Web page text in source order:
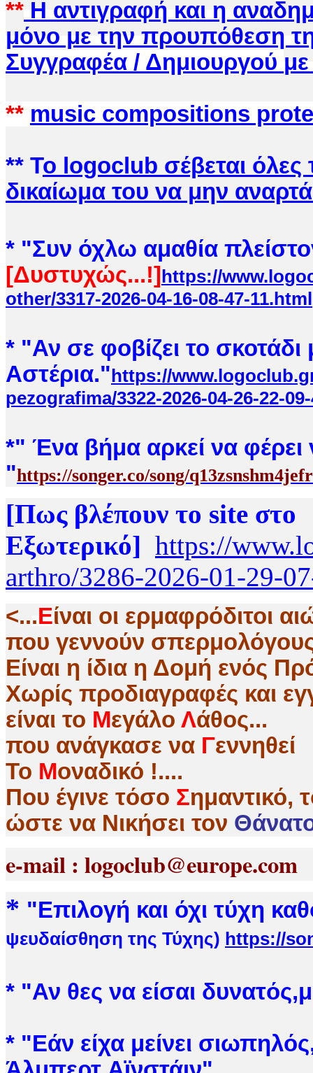
** Η αντιγραφή και η
μόνο με την προυπόθεση
Συγγραφέα / Δημιουργού
** music compositions
** Το logoclub σέβεται όλες
δικαίωμα του να μην
* "Συν όχλω αμαθία
[Δυστυχώς...!] https://
other/3317-2026-04-16-08-47-11.html
* "Αν σε φοβίζει το σκοτάδι
Αστέρια."https://
pezografima/3322-2026-04-26-22-
*" Ένα βήμα αρκεί να φέρει
"https://songer.co/song/
[Πως βλέπουν το site στο
Εξωτερικό] https://
arthro/3286-2026-01-29-
<...Είναι οι ερμαφρόδιτοι
που γεννούν
Είναι η ίδια η Δομή ενός
Χωρίς προδιαγραφές και
είναι το Μεγάλο Λάθος...
που ανάγκασε να Γεννηθεί
Το Μοναδικό !....
Που έγινε τόσο Σημαντικό,
ώστε να Nικήσει τον
e-mail :
* "Επιλογή και όχι τύχη
ψευδαίσθηση της Τύχης) https://
* "Αν θες να είσαι
* "Εάν είχα μείνει